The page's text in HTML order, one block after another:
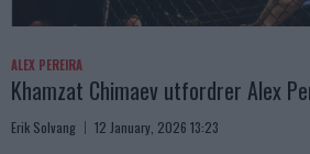
ALEX PEREIRA
Khamzat Chimaev utfordrer Alex
Erik Solvang 12 January, 2026 13:23